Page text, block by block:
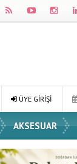
Fikirleri
ÜYE GİRİŞİ
AKSESUAR